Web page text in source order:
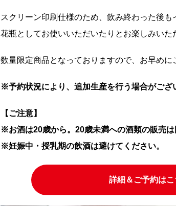
スクリーン印刷仕様のため、飲み終わった後も
花瓶としてお使いいただいたりとお楽しみいた
数量限定商品となっておりますので、お早めに
※予約状況により、追加生産を行う場合がござ
【ご注意】
※お酒は20歳から。20歳未満への酒類の販売は
※妊娠中・授乳期の飲酒は避けてください。
詳細＆ご予約はこ